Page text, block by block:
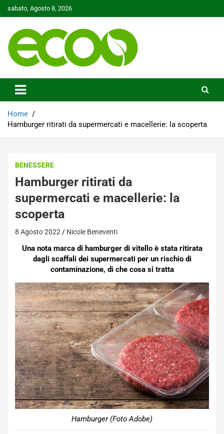
to
sabato, Agosto 8, 2026
Ecoo.it
Home
Hamburger ritirati da supermercati e macellerie: la scoperta
BENESSERE
Hamburger ritirati da
supermercati e macellerie: la
scoperta
8 Agosto 2022 Nicole Beneventi
Una nota marca di hamburger di vitello è stata ritirata
dagli scaffali dei supermercati per un rischio di
contaminazione, di che cosa si tratta
Hamburger (Foto Adobe)